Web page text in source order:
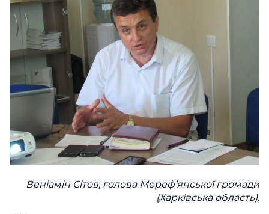
Веніамін Сітов, голова Мереф’янської громади
(Харківська область).